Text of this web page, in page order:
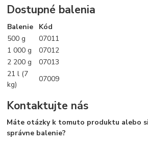
Dostupné balenia
Balenie
Kód
500 g
07011
1 000 g
07012
2 200 g
07013
21 l (7
kg)
07009
Kontaktujte nás
Máte otázky k tomuto produktu alebo
správne balenie?